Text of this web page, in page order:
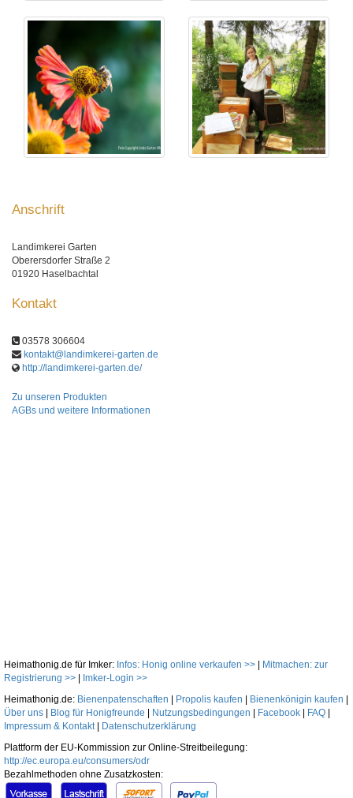
Anschrift
Landimkerei Garten
Oberersdorfer Straße 2
01920 Haselbachtal
Kontakt
03578 306604
kontakt@landimkerei-garten.de
http://landimkerei-garten.de/
Zu unseren Produkten
AGBs und weitere Informationen
Heimathonig.de für Imker: Infos: Honig online verkaufen >>
Mitmachen: zur
Registrierung >>
Imker-Login >>
Heimathonig.de: Bienenpatenschaften Propolis kaufen Bienenkönigin kaufen
Über uns
Blog für Honigfreunde Nutzungsbedingungen Facebook FAQ
Impressum & Kontakt|
Datenschutzerklärung
Plattform der EU-Kommission zur Online-Streitbeilegung:
http://ec.europa.eu/consumers/odr
Bezahlmethoden ohne Zusatzkosten: